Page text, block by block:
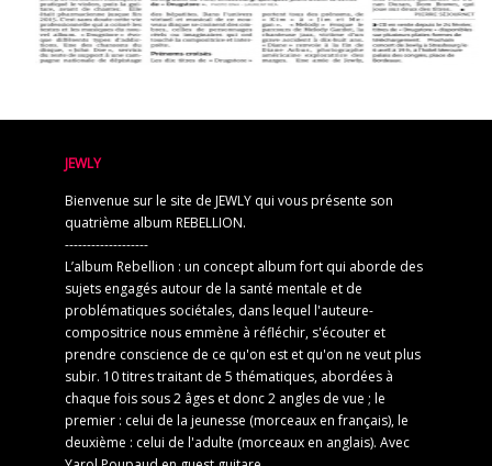
JEWLY
Bienvenue sur le site de JEWLY qui vous présente son
quatrième album REBELLION.
-------------------
L’album Rebellion : un concept album fort qui aborde des
sujets engagés autour de la santé mentale et de
problématiques sociétales, dans lequel l'auteure-
compositrice nous emmène à réfléchir, s'écouter et
prendre conscience de ce qu'on est et qu'on ne veut plus
subir. 10 titres traitant de 5 thématiques, abordées à
chaque fois sous 2 âges et donc 2 angles de vue ; le
premier : celui de la jeunesse (morceaux en français), le
deuxième : celui de l'adulte (morceaux en anglais). Avec